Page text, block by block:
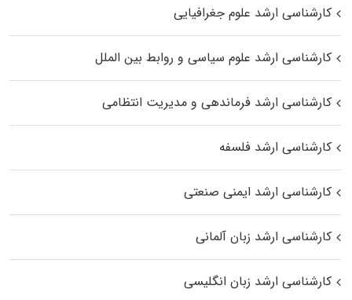
کارشناسی ارشد علوم جغرافیایی
کارشناسی ارشد علوم سیاسی و روابط بین الملل
کارشناسی ارشد فرماندهی و مدیریت انتظامی
کارشناسی ارشد فلسفه
کارشناسی ارشد ایمنی صنعتی
کارشناسی ارشد زبان آلمانی
کارشناسی ارشد زبان انگلیسی